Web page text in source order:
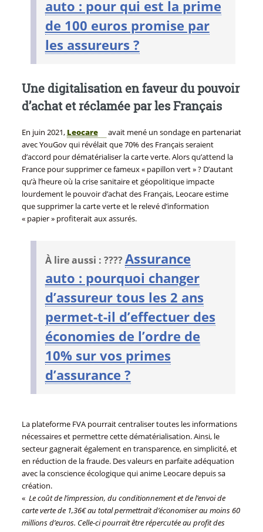
auto : pour qui est la prime
de 100 euros promise par
les assureurs ?
Une digitalisation en faveur du pouvoir
d’achat et réclamée par les Français
En juin 2021, Leocare
avait mené un sondage en partenariat
avec YouGov qui révélait que 70% des Français seraient
d’accord pour dématérialiser la carte verte. Alors qu’attend la
France pour supprimer ce fameux « papillon vert » ? D’autant
qu’à l’heure où la crise sanitaire et géopolitique impacte
lourdement le pouvoir d’achat des Français, Leocare estime
que supprimer la carte verte et le relevé d’information
« papier » profiterait aux assurés.
À lire aussi : ????Assurance
auto : pourquoi changer
d’assureur tous les 2 ans
permet-t-il d’effectuer des
économies de l’ordre de
10% sur vos primes
d’assurance ?
La plateforme FVA pourrait centraliser toutes les informations
nécessaires et permettre cette dématérialisation. Ainsi, le
secteur gagnerait également en transparence, en simplicité, et
en réduction de la fraude. Des valeurs en parfaite adéquation
avec la conscience écologique qui anime Leocare depuis sa
création.
« Le coût de l’impression, du conditionnement et de l’envoi de
carte verte de 1,36€ au total permettrait d’économiser au moins 60
millions d’euros. Celle-ci pourrait être répercutée au profit des